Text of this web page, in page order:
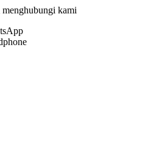
kami